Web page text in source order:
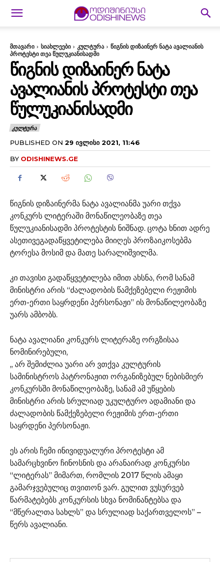
მთავარი სიახლეები კულტურა
წიგნის დიზაინერ ნატა ავალიანის
პროტესტი თეა წულუკიანისადმი
ᲬᲘᲒᲜᲘᲡ ᲓᲘᲖᲐᲘᲜᲔᲠ ᲜᲐᲢᲐ
ᲐᲕᲐᲚᲘᲐᲜᲘᲡ ᲞᲠᲝᲢᲔᲡᲢᲘ ᲗᲔᲐ
ᲬᲣᲚᲣᲙᲘᲐᲜᲘᲡᲐᲓᲛᲘ
ᲙᲣᲚᲢᲣᲠᲐ
PUBLISHED ON 29 ᲘᲕᲚᲘᲡᲘ 2021, 11:46
BY ODISHINEWS.GE
წიგნის დიზაინერმა ნატა ავალიანმა უარი თქვა
კონკურს ლიტერაში მონაწილეობაზე თეა
წულუკიანისადმი პროტესტის ნიშნად. ცოტა ხნით ადრე
ასეთივეგადაწყვეტილება მიიღეს პროზაიკოსებმა
ტორესა მოსიმ და მათე სარალიშვილმა.
კი თავისი გადაწყვეტილება იმით ახსნა, რომ სანამ
მინისტრი არის “ძალადობის წამქეზებელი რეჟიმის
ერთ-ერთი საყრდენი პერსონაჟი” ის მონაწილეობაზე
უარს ამბობს.
ნატა ავალიანი კონკურს ლიტერაზე ორგზისაა
ნომინირებული,
,, არ შემიძლია უარი არ ვთქვა კულტურის
სამინისტროს პატრონაჟით ორგანიზებულ ნებისმიერ
კონკურსში მონაწილეობაზე, სანამ ამ უწყების
მინისტრი არის სრულიად უკულტურო ადამიანი და
ძალადობის წამქეზებელი რეჟიმის ერთ-ერთი
საყრდენი პერსონაჟი.
ეს არის ჩემი ინივიდუალური პროტესტი ამ
სამარცხვინო ჩინოსნის და არანაირად კონკურსი
“ლიტერას” მიმართ, რომლის 2017 წლის ამაყი
გამარჯვებულიც თვითონ ვარ. გულით ვუსურვებ
წარმატებებს კონკურსის სხვა ნომინანტებსა და
“მწერალთა სახლს” და სრულიად საქართველოს” –
წერს ავალიანი.